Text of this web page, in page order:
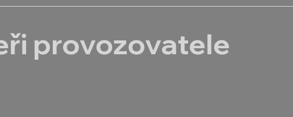
provozovatele